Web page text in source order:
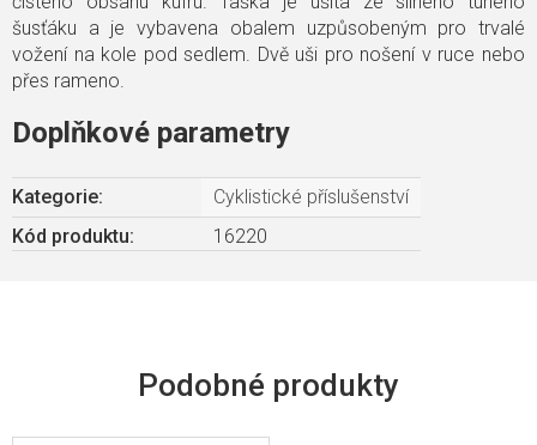
šusťáku a je vybavena obalem uzpůsobeným pro trvalé
vožení na kole pod sedlem. Dvě uši pro nošení v ruce nebo
přes rameno.
Doplňkové parametry
Kategorie:
Cyklistické příslušenství
Kód produktu:
16220